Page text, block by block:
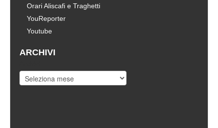
Orari Aliscafi e Traghetti
YouReporter
Youtube
ARCHIVI